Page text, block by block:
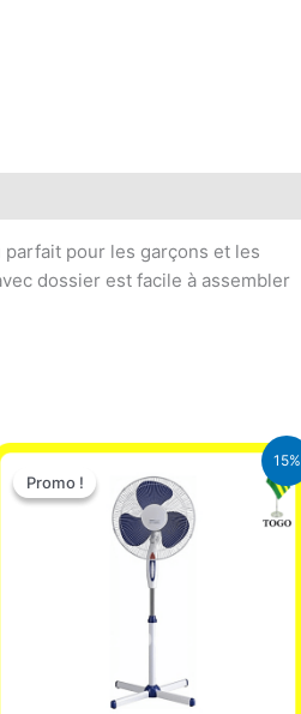
pour les garçons et les
dossier est facile à assembler
15%
Promo !
Promo !
Le
prix
initial
était :
10.000 CFA.
Le
actuel
est :
8.500 CFA.